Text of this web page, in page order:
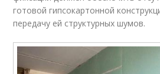
готовой гипсокартонной
передачу ей структурных шумов.